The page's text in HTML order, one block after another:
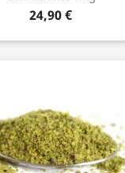
24,90 €